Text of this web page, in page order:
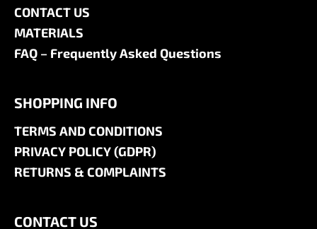
CONTACT US
MATERIALS
FAQ – Frequently Asked Questions
SHOPPING INFO
TERMS AND CONDITIONS
PRIVACY POLICY (GDPR)
RETURNS & COMPLAINTS
CONTACT US